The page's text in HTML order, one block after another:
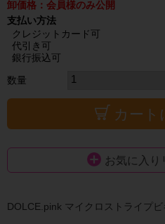
卸価格：会員様のみ公開
支払い方法
クレジットカード可
代引き可
銀行振込可
数量
カート
お気に入り
DOLCE.pink マイクロストライプ